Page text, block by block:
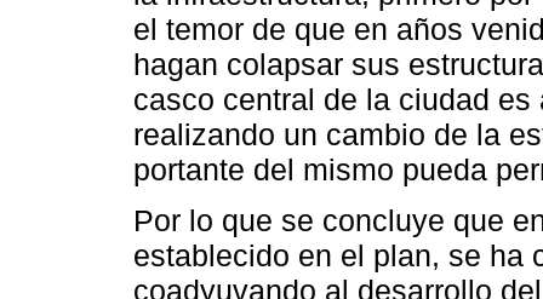
el temor de que en años
hagan colapsar sus
casco central de la ciudad
realizando un cambio de la
portante del mismo pueda
Por lo que se concluye que
establecido en el plan, se ha
coadyuvando al desarrollo